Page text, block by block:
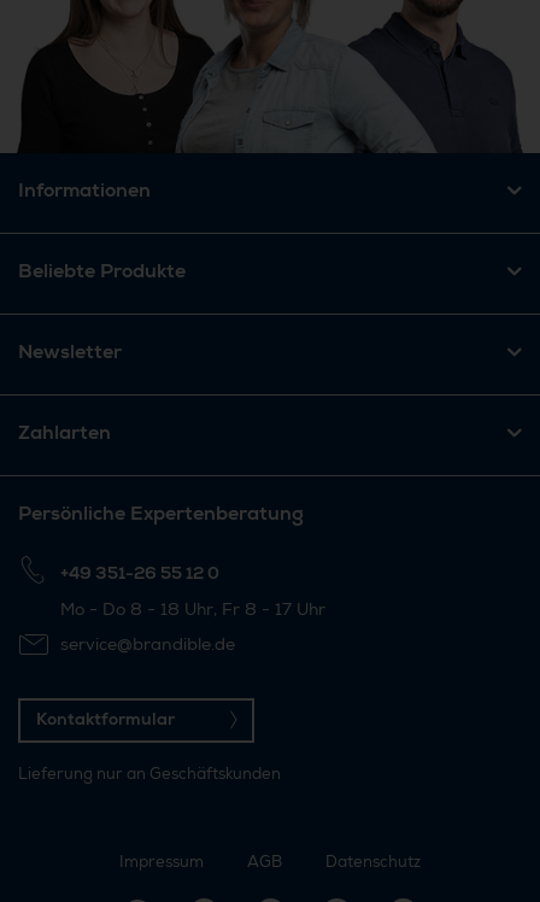
Informationen
Beliebte Produkte
Newsletter
Zahlarten
Persönliche Expertenberatung
+49 351-26 55 12 0
Mo - Do 8 - 18 Uhr, Fr 8 - 17 Uhr
service@brandible.de
Kontaktformular
Lieferung nur an Geschäftskunden
Impressum AGB Datenschutz